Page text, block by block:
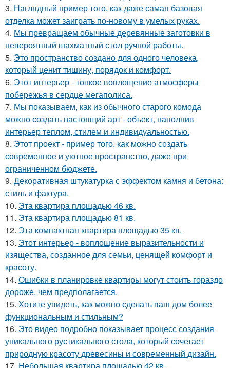
3. Наглядный пример того, как даже самая базовая
отделка может заиграть по-новому в умелых руках.
4. Мы превращаем обычные деревянные заготовки в
невероятный шахматный стол ручной работы.
5. Это пространство создано для одного человека,
который ценит тишину, порядок и комфорт.
6. Этот интерьер - тонкое воплощение атмосферы
побережья в сердце мегаполиса.
7. Мы показываем, как из обычного старого комода
можно создать настоящий арт - объект, наполнив
интерьер теплом, стилем и индивидуальностью.
8. Этот проект - пример того, как можно создать
современное и уютное пространство, даже при
ограниченном бюджете.
9. Декоративная штукатурка с эффектом камня и бетона:
стиль и фактура.
10. Эта квартира площадью 46 кв.
11. Эта квартира площадью 81 кв.
12. Эта компактная квартира площадью 35 кв.
13. Этот интерьер - воплощение выразительности и
изящества, созданное для семьи, ценящей комфорт и
красоту.
14. Ошибки в планировке квартиры могут стоить гораздо
дороже, чем предполагается.
15. Хотите увидеть, как можно сделать ваш дом более
функциональным и стильным?
16. Это видео подробно показывает процесс создания
уникального рустикального стола, который сочетает
природную красоту древесины и современный дизайн.
17. Небольшая квартира площадью 42 кв.